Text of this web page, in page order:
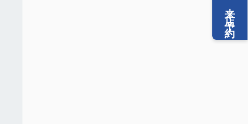
来店予約